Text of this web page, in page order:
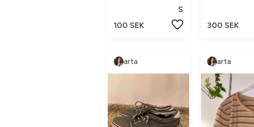
S
100 SEK
300 SEK
arta arta